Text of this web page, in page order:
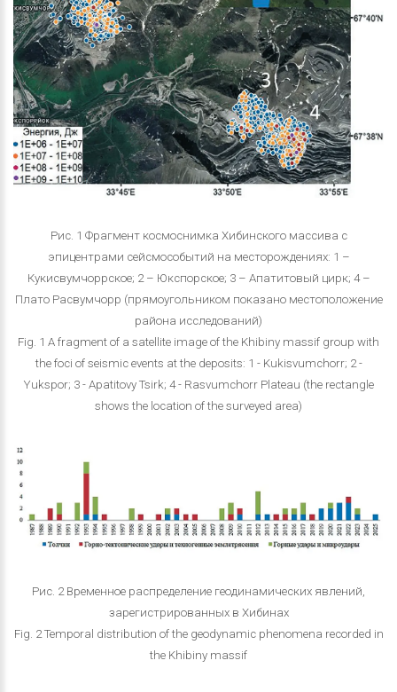
Рис. 1 Фрагмент космоснимка Хибинского массива с
эпицентрами сейсмособытий на месторождениях: 1 –
Кукисвумчоррское; 2 – Юкспорское; 3 – Апатитовый цирк; 4 –
Плато Расвумчорр (прямоугольником показано местоположение
района исследований)
Fig. 1 A fragment of a satellite image of the Khibiny massif group with
the foci of seismic events at the deposits: 1 - Kukisvumchorr; 2 -
Yukspor; 3 - Apatitovy Tsirk; 4 - Rasvumchorr Plateau (the rectangle
shows the location of the surveyed area)
Рис. 2 Временное распределение геодинамических явлений,
зарегистрированных в Хибинах
Fig. 2 Temporal distribution of the geodynamic phenomena recorded in
the Khibiny massif